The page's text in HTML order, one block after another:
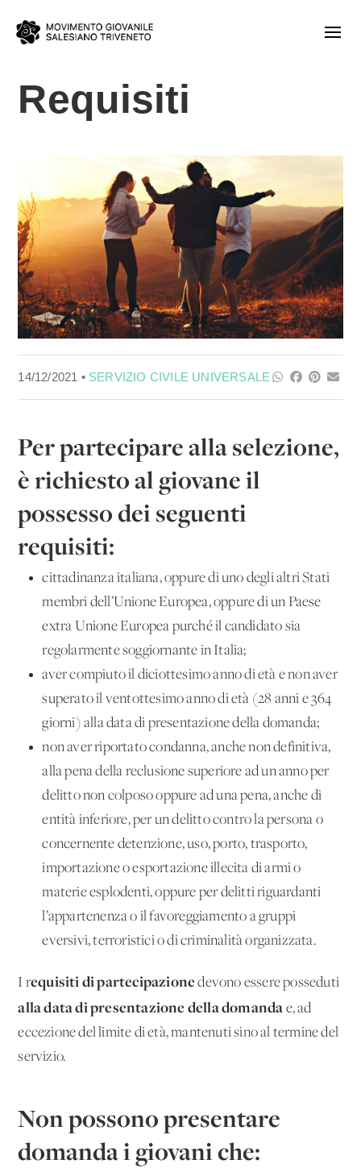
Requisiti
14/12/2021 • SERVIZIO CIVILE UNIVERSALE
​​​​Per partecipare alla selezione,
è richiesto al giovane il
possesso dei seguenti
requisiti:
cittadinanza italiana, oppure di uno degli altri Stati
membri dell’Unione Europea, oppure di un Paese
extra Unione Europea purché il candidato sia
regolarmente soggiornante in Italia;
aver compiuto il diciottesimo anno di età e non aver
superato il ventottesimo anno di età (28 anni e 364
giorni) alla data di presentazione della domanda;
non aver riportato condanna, anche non definitiva,
alla pena della reclusione superiore ad un anno per
delitto non colposo oppure ad una pena, anche di
entità inferiore, per un delitto contro la persona o
concernente detenzione, uso, porto, trasporto,
importazione o esportazione illecita di armi o
materie esplodenti, oppure per delitti riguardanti
l’appartenenza o il favoreggiamento a gruppi
eversivi, terroristici o di criminalità organizzata.
I requisiti di partecipazionedevono essere posseduti
alla data di presentazione della domanda e, ad
eccezione del limite di età, mantenuti sino al termine del
servizio.
Non possono presentare
domanda i giovani che: